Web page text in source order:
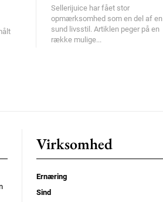
Sellerijuice har fået stor
opmærksomhed som en del af en
sund livsstil. Artiklen peger på en
række mulige...
Virksomhed
Ernæring
Sind